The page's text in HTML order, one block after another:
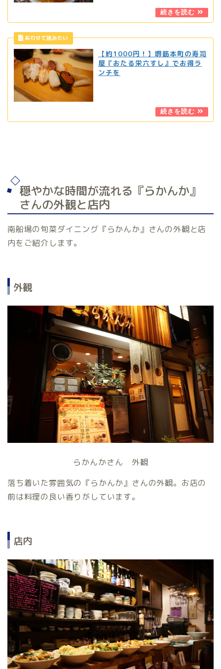
【約1000円！】堺筋本町の寿司
屋『おたる栄六すし』でお得ラ
ンチを
穏やかな時間が流れる『らかんか』
さんの外観と店内
南船場の旬菜ダイニング『らかんか』さんの外観と店
内をご紹介します。
外観
らかんかさん 外観
落ち着いた雰囲気の『らかんか』さんの外観。お店の
前は料理の良い香りがしています。
店内